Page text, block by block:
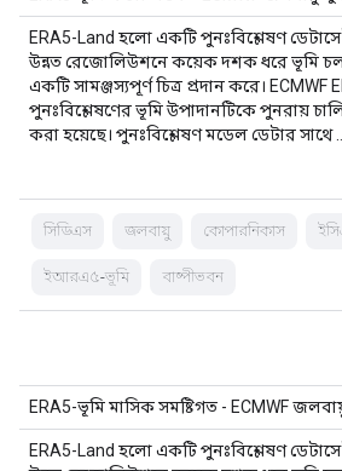
ERA5-Land হলো একটি পুনঃবিশ্লেষণ
উন্নত রেজোলিউশনে কয়েক দশক ধরে ভূমি
একটি সামঞ্জস্যপূর্ণ চিত্র প্রদান করে।
পুনঃবিশ্লেষণের ভূমি উপাদানটিকে পুনরায়
করা হয়েছে। পুনঃবিশ্লেষণ মডেল ডেটার সাথে …
সিডিএস জলবায়ু কোপারনিকাস
ইআরএ৫-ভূমি বাষ্পীভবন
ERA5-ভূমি মাসিক সমষ্টিগত - ECMWF
ERA5-Land হলো একটি পুনঃবিশ্লেষণ